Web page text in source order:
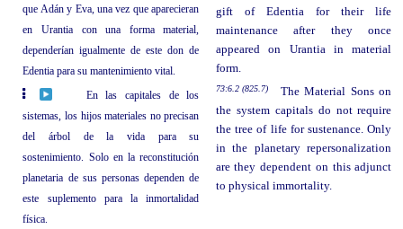
que Adán y Eva, una vez que aparecieran
en Urantia con una forma material,
dependerían igualmente de este don de
Edentia para su mantenimiento vital.
gift of Edentia for their life
maintenance after they once
appeared on Urantia in material
form.
En las capitales de los
sistemas, los hijos materiales no precisan
del árbol de la vida para su
sostenimiento. Solo en la reconstitución
planetaria de sus personas dependen de
este suplemento para la inmortalidad
física.
73:6.2 (825.7)
The Material Sons on
the system capitals do not require
the tree of life for sustenance. Only
in the planetary repersonalization
are they dependent on this adjunct
to physical immortality.